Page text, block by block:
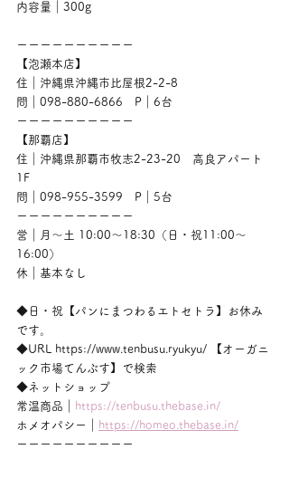
内容量｜300g
ーーーーーーーーーー
【泡瀬本店】
住｜沖縄県沖縄市比屋根2-2-8
問｜098-880-6866　P｜6台
ーーーーーーーーーー
【那覇店】
住｜沖縄県那覇市牧志2-23-20　高良アパート
1F
問｜098-955-3599　P｜5台
ーーーーーーーーーー
営｜月〜土 10:00〜18:30（日・祝11:00〜
16:00）
休｜基本なし
◆日・祝【パンにまつわるエトセトラ】お休み
です。
◆URL https://www.tenbusu.ryukyu/ 【オーガニ
ック市場てんぶす】で検索
◆ネットショップ
常温商品｜
https://tenbusu.thebase.in/
ホメオパシー｜
https://homeo.thebase.in/
ーーーーーーーーーー